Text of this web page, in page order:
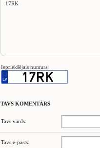
17RK
Iepriekšējais numurs:
TAVS KOMENTĀRS
Tavs vārds:
Tavs e-pasts: